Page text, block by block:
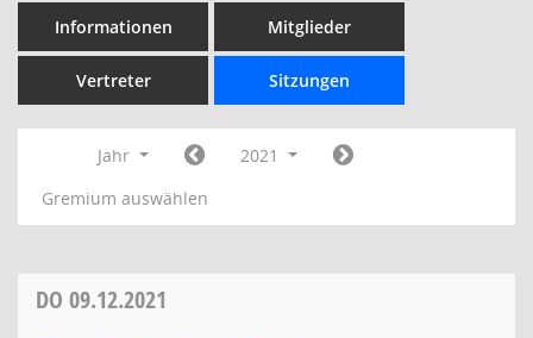
Informationen Mitglieder
Vertreter Sitzungen
Jahr
2021
Gremium auswählen
DO 09.12.2021